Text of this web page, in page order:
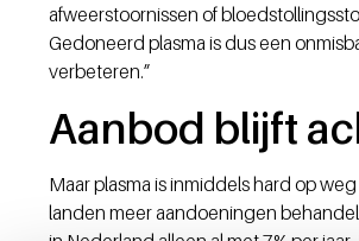
afweerstoornissen of
Gedoneerd plasma is dus een
verbeteren.”
Aanbod blijft
Maar plasma is inmiddels hard op
landen meer aandoeningen